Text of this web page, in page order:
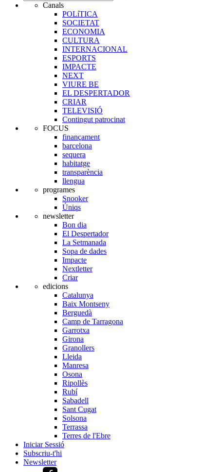
Canals
POLíTICA
SOCIETAT
ECONOMIA
CULTURA
INTERNACIONAL
ESPORTS
IMPACTE
NEXT
VIURE BE
EL DESPERTADOR
CRIAR
TELEVISIÓ
Contingut patrocinat
FOCUS
finançament
barcelona
sequera
habitatge
transparència
llengua
programes
Snooker
Úniqs
newsletter
Bon dia
El Despertador
La Setmanada
Sopa de dades
Impacte
Nextletter
Criar
edicions
Catalunya
Baix Montseny
Berguedà
Camp de Tarragona
Garrotxa
Girona
Granollers
Lleida
Manresa
Osona
Ripollès
Rubí
Sabadell
Sant Cugat
Solsona
Terrassa
Terres de l'Ebre
Iniciar Sessió
Subscriu-t'hi
Newsletter